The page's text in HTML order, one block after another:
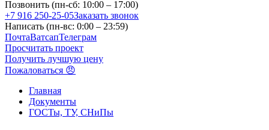
Позвонить (пн-сб: 10:00 – 17:00)
+7 916 250-25-05Заказать звонок
Написать (пн-вс: 0:00 – 23:59)
ПочтаВатсапТелеграм
Просчитать проект
Получить лучшую цену
Пожаловаться 😠
Главная
Документы
ГОСТы, ТУ, СНиПы